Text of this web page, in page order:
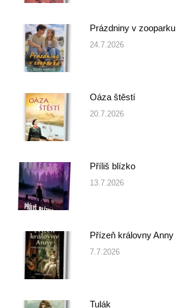
Prázdniny v zooparku
24.7.2026
Oáza štěstí
20.7.2026
Příliš blízko
13.7.2026
Přízeň královny Anny
7.7.2026
Tulák